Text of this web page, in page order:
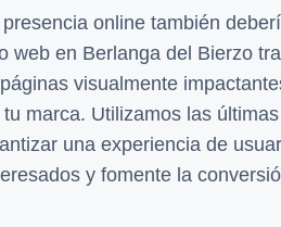
online también
web en Berlanga del Bierzo
visualmente
marca. Utilizamos las
una experiencia de
y fomente la